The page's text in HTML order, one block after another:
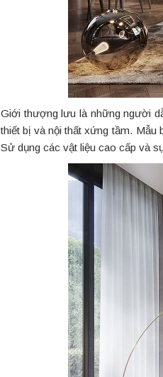
Giới thượng lưu là những người
thiết bị và nội thất xứng tầm. Mẫu
Sử dụng các vật liệu cao cấp và